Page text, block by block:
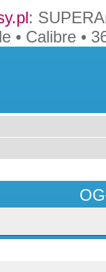
:
• Calibre •